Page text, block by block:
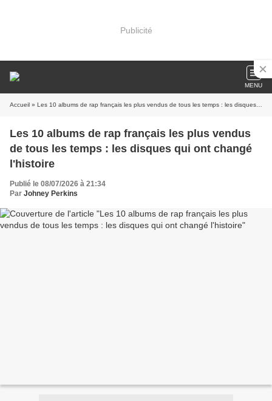
Publicité
MENU
Accueil » Les 10 albums de rap français les plus vendus de tous les temps : les disques qui ont changé l'histoire
Les 10 albums de rap français les plus vendus
de tous les temps : les disques qui ont changé
l'histoire
Publié le 08/07/2026 à 21:34
Par Johney Perkins